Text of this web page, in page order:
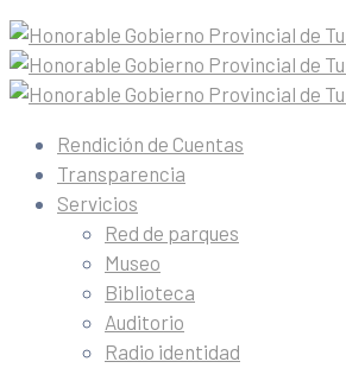
Rendición de Cuentas
Transparencia
Servicios
Red de parques
Museo
Biblioteca
Auditorio
Radio identidad